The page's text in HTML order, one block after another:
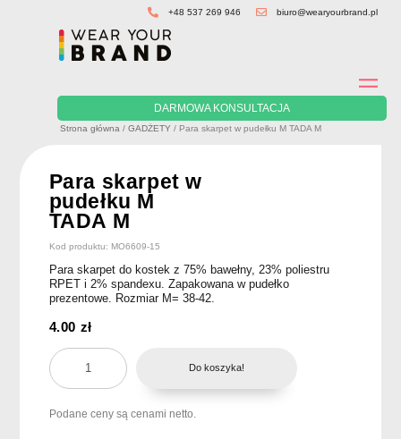
+48 537 269 946 biuro@wearyourbrand.pl
DARMOWA KONSULTACJA
Strona główna /GADŻETY / Para skarpet w pudełku M TADA M
Para skarpet w
pudełku M
TADA M
Kod produktu: MO6609-15
Para skarpet do kostek z 75% bawełny, 23% poliestru
RPET i 2% spandexu. Zapakowana w pudełko
prezentowe. Rozmiar M= 38-42.
4.00 zł
ilość
Para
skarpet
w
Do koszyka!
Podane ceny są cenami netto.